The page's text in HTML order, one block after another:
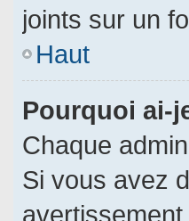
joints sur un
Haut
Pourquoi ai-
Chaque
Si vous avez